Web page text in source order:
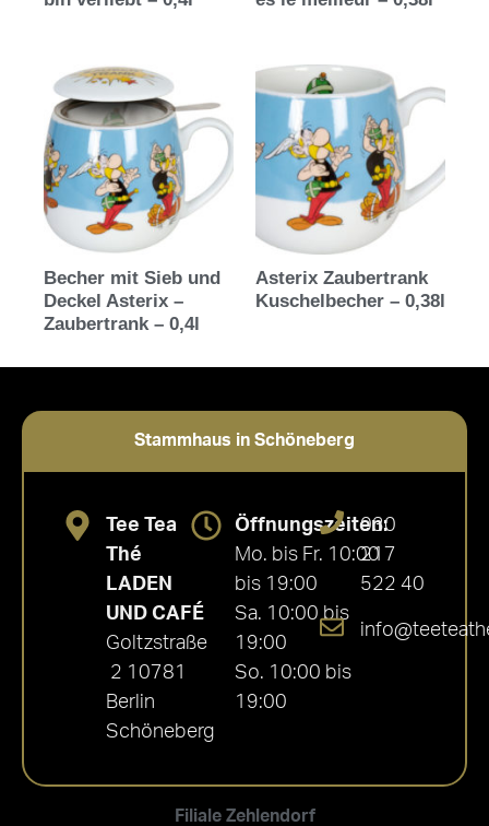
Becher mit Sieb und
Deckel Asterix –
Zaubertrank – 0,4l
Asterix Zaubertrank
Kuschelbecher – 0,38l
Stammhaus in Schöneberg
Filiale Zehlendorf
Tee Tea
Thé
LADEN
UND CAFÉ
Goltzstraße
2 10781
Berlin
Schöneberg
Öffnungszeiten:
Mo. bis Fr. 10:00
bis 19:00
Sa. 10:00 bis
19:00
So. 10:00 bis
19:00
030
217
522 40